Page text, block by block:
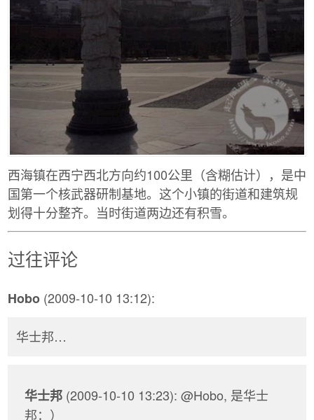
西海镇在西宁西北方向约100公里（含糊估计），是中
国第一个核武器研制基地。这个小镇的街道和建筑规
划得十分整齐。当时街道两边还有积雪。
过往评论
Hobo (2009-10-10 13:12):
华士邦…
华士邦 (2009-10-10 13:23): @Hobo, 是华士
邦：）